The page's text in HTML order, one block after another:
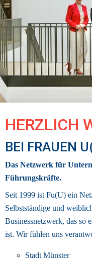
HERZLICH
BEI FRAUEN
Das Netzwerk für
Führungskräfte.
Seit 1999 ist Fu(U) ein
Businessnetzwerk, das so
ist. Wir fühlen uns
Stadt Münster